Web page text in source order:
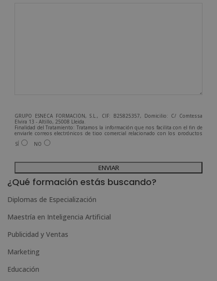
GRUPO ESNECA FORMACIÓN, S.L., CIF: B25825357, Domicilio: C/ Comtessa
Elvira 13 - Altillo, 25008 Lleida.
Finalidad del Tratamiento: Tratamos la información que nos facilita con el fin de
enviarle correos electrónicos de tipo comercial relacionado con los productos
ofrecidos y otros tipo de productos que fueran de su interés.
Legitimación del tratamiento: Consentimiento del interesado.
Para más información consulte nuestra Política de Privacidad.
Desea recibir información comercial (vía telefónica y/o email):
SÍ NO
A
l
e
r
n
i
¿Qué formación estás buscando?
Diplomas de Especialización
Maestría en Inteligencia Artificial
Publicidad y Ventas
Marketing
Educación